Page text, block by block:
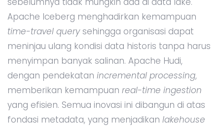
Apache Iceberg menghadirkan kemampuan
time-travel querysehingga organisasi dapat
meninjau ulang kondisi data historis tanpa harus
menyimpan banyak salinan. Apache Hudi,
dengan pendekatan incremental processing,
memberikan kemampuan real-time ingestion
yang efisien. Semua inovasi ini dibangun di atas
fondasi metadata, yang menjadikan lakehouse